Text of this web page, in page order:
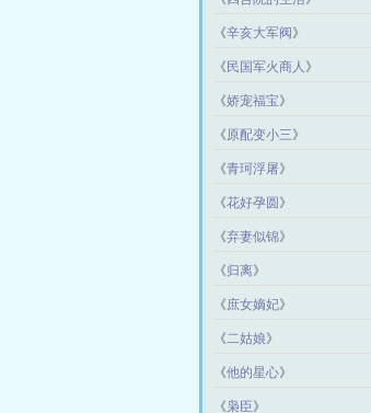
《辛亥大军阀 》
《 民国军火商人 》
《娇宠福宝》
《原配变小三》
《青珂浮屠》
《花好孕圆 》
《弃妻似锦》
《归离》
《庶女嫡妃》
《二姑娘》
《他的星心》
《枭臣》